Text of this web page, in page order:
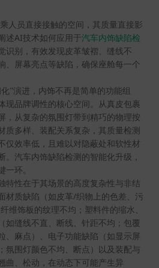
人员直接接触的空间，其质量直接影
述AI技术如何应用于 汽车内饰缺陷检
识别，有效发现皮革皱褶、缝线不
、屏幕亮点等缺陷，确保座舱每一个
”演进，内饰不再是简单的功能组
现品牌调性的核心空间。从真皮包裹
，从复杂的氛围灯带到精巧的物理按
质多样、装配关系复杂，其质量检测
仅效率低，且难以对隐蔽处和软性材
。汽车内饰缺陷检测的智能化升级，
一环。
特性在于其场景的高度复杂性与非结
材质缺陷（如皮革/织物上的色差、污
维饰板的纹理不均；塑料件的缩水、
如缝线不直、断线、针距不均；包覆
、麻点）、电子功能缺陷（如显示屏
氛围灯颜色不均、断点）以及装配与
曲、松动，在动态下可能产生异